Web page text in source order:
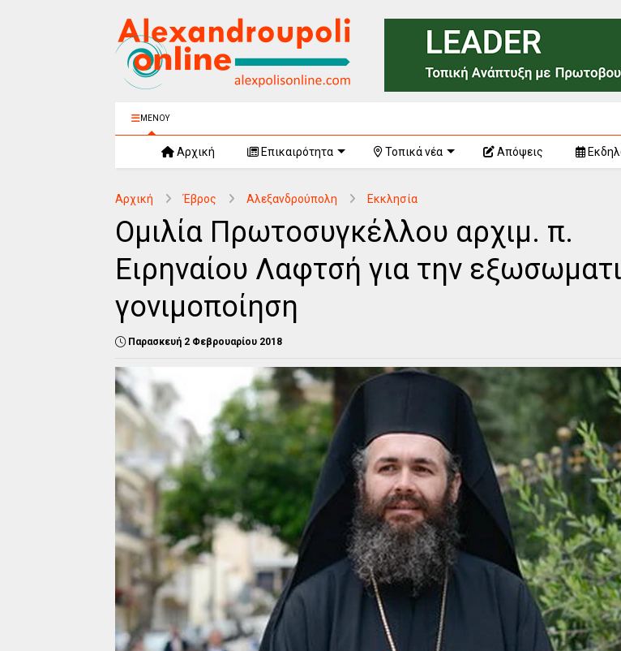
ΜΕΝΟΥ
Αρχική Επικαιρότητα Τοπικά νέα Απόψεις
Αρχική Έβρος Αλεξανδρούπολη Εκκλησία
Ομιλία Πρωτοσυγκέλλου αρχιμ. π.
Ειρηναίου Λαφτσή για την
γονιμοποίηση
Παρασκευή 2 Φεβρουαρίου 2018